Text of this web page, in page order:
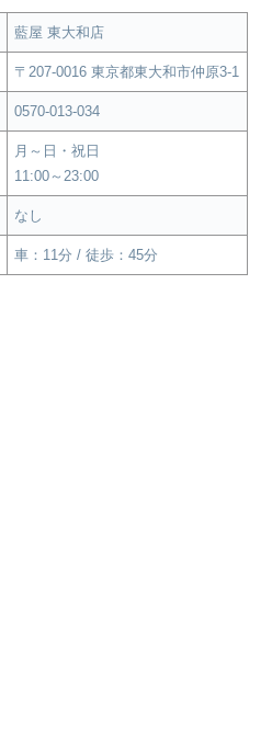
藍屋 東大和店
〒207-0016 東京都東大和市仲原3-1
0570-013-034
月～日・祝日
11:00～23:00
なし
車：11分 / 徒歩：45分